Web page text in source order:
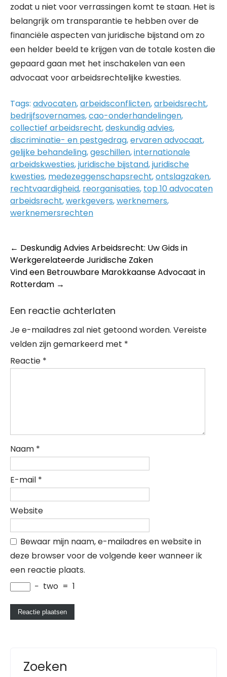
zodat u niet voor verrassingen komt te staan. Het is
belangrijk om transparantie te hebben over de
financiële aspecten van juridische bijstand om zo
een helder beeld te krijgen van de totale kosten die
gepaard gaan met het inschakelen van een
advocaat voor arbeidsrechtelijke kwesties.
Tags: advocaten,arbeidsconflicten,arbeidsrecht,
bedrijfsovernames,cao-onderhandelingen,
collectief arbeidsrecht,deskundig advies,
discriminatie- en pestgedrag,ervaren advocaat,
gelijke behandeling,geschillen,internationale
arbeidskwesties,juridische bijstand,juridische
kwesties, medezeggenschapsrecht,ontslagzaken,
rechtvaardigheid, reorganisaties, top 10 advocaten
arbeidsrecht,werkgevers,werknemers,
werknemersrechten
Post
navigation
← Deskundig Advies Arbeidsrecht: Uw Gids in
Werkgerelateerde Juridische Zaken
Vind een Betrouwbare Marokkaanse Advocaat in
Rotterdam →
Een reactie achterlaten
Je e-mailadres zal niet getoond worden. Vereiste
velden zijn gemarkeerd met *
Reactie *
Naam *
E-mail *
Website
Bewaar mijn naam, e-mailadres en website in
deze browser voor de volgende keer wanneer ik
een reactie plaats.
− two = 1
Zoeken